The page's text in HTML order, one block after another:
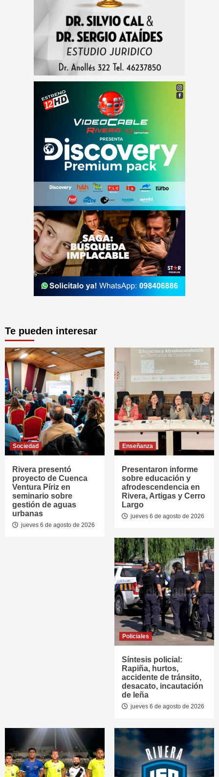
Te pueden interesar
Sociedad
Rivera presentó
proyecto de Cuenca
Ventura Píriz en
seminario sobre
gestión de aguas
urbanas
jueves 6 de agosto de 2026
Enseñanza
Presentaron informe
sobre educación y
afrodescendencia en
Rivera, Artigas y Cerro
Largo
jueves 6 de agosto de 2026
Policiales
Síntesis policial:
Rapiña, hurtos,
accidente de tránsito,
desacato, incautación
de leña
jueves 6 de agosto de 2026